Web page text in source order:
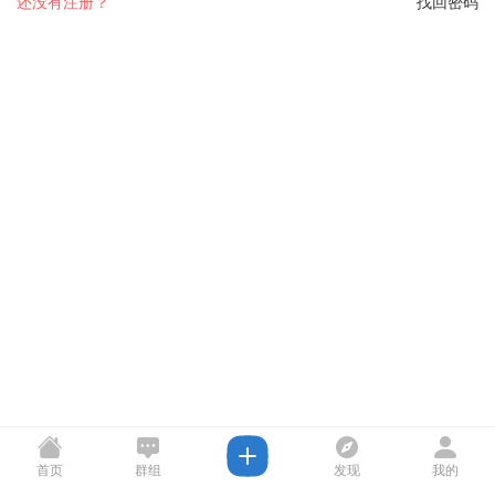
首页 群组 发现 我的